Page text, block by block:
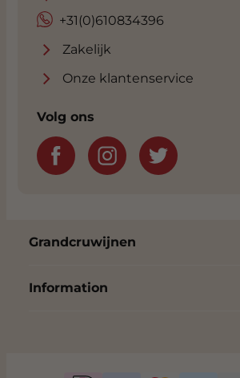
+31(0)610834396
Zakelijk
Onze klantenservice
Volg ons
Grandcruwijnen
Information